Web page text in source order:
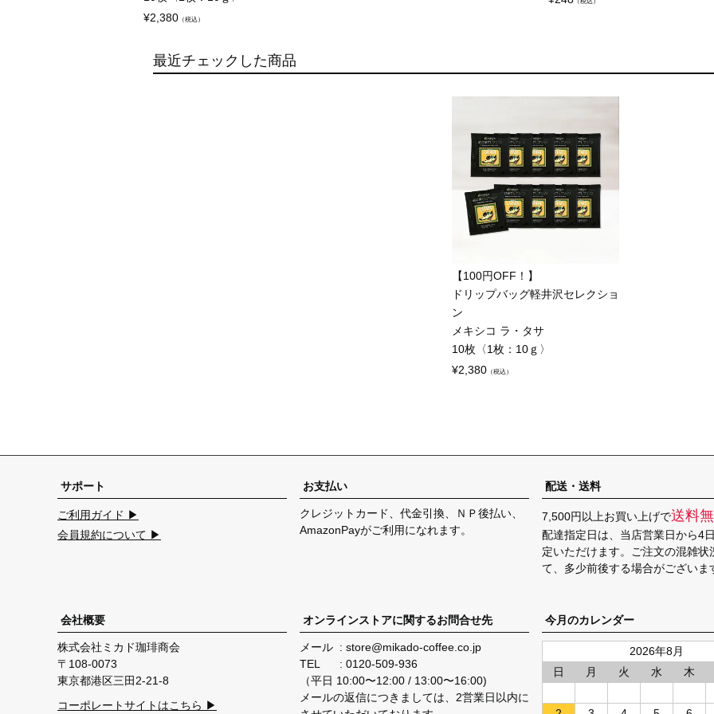
¥2,380 （税込）
最近チェックした商品
【100円OFF！】
ドリップバッグ軽井沢セレクショ
ン
メキシコ ラ・タサ
10枚〈1枚：10ｇ〉
¥2,380 （税込）
サポート
ご利用ガイド ▶
会員規約について ▶
お支払い
クレジットカード、代金引換、ＮＰ後払い、
AmazonPayがご利用になれます。
配送・送料
7,500円以上お買い上げで送料
配達指定日は、当店営業日から4
定いただけます。ご注文の混雑状
て、多少前後する場合がございま
会社概要
株式会社ミカド珈琲商会
108-0073
東京都港区三田2-21-8
コーポレートサイトはこちら ▶
オンラインストアに関するお問合せ先
メール
store@mikado-coffee.co.jp
TEL
0120-509-936
（平日 10:00〜12:00 / 13:00〜16:00)
メールの返信につきましては、2営業日以内に
今月のカレンダー
2026年8月
日
月 火 水 木